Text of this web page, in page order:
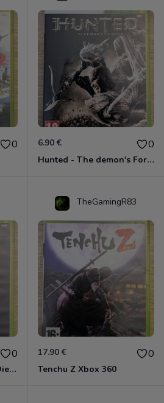
0 6.90 € 0
Hunted - The demon's Forge Xbox 360 (Complet CIB)
0
Dark Souls Prepare to Die Edition XBOX 360
TheGamingR83
17.90 € 0
Tenchu Z Xbox 360